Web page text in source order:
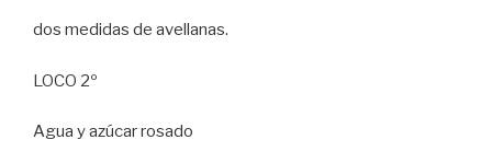
dos medidas de avellanas.
LOCO 2º
Agua y azúcar rosado